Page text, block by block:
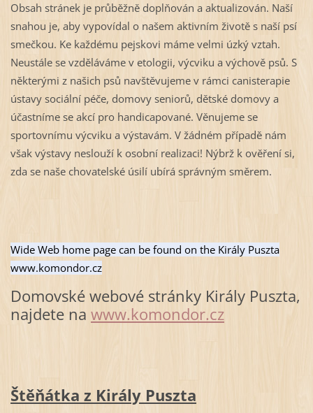
Obsah stránek je průběžně doplňován a aktualizován. Naší
snahou je, aby vypovídal o našem aktivním životě s naší psí
smečkou. Ke každému pejskovi máme velmi úzký vztah.
Neustále se vzděláváme v etologii, výcviku a výchově psů. S
některými z našich psů navštěvujeme v rámci canisterapie
ústavy sociální péče, domovy seniorů, dětské domovy a
účastníme se akcí pro handicapované. Věnujeme se
sportovnímu výcviku a výstavám. V žádném případě nám
však výstavy neslouží k osobní realizaci! Nýbrž k ověření si,
zda se naše chovatelské úsilí ubírá správným směrem.
Wide Web home page can be found on the Király Puszta
www.komondor.cz
Domovské webové stránky Király Puszta,
najdete na www.komondor.cz
Štěňátka z Király Puszta